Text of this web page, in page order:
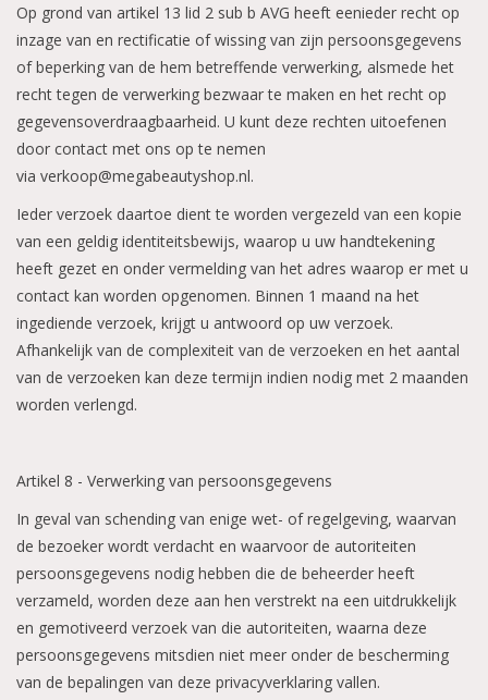
Op grond van artikel 13 lid 2 sub b AVG heeft eenieder recht op
inzage van en rectificatie of wissing van zijn persoonsgegevens
of beperking van de hem betreffende verwerking, alsmede het
recht tegen de verwerking bezwaar te maken en het recht op
gegevensoverdraagbaarheid. U kunt deze rechten uitoefenen
door contact met ons op te nemen
via verkoop@megabeautyshop.nl.
Ieder verzoek daartoe dient te worden vergezeld van een kopie
van een geldig identiteitsbewijs, waarop u uw handtekening
heeft gezet en onder vermelding van het adres waarop er met u
contact kan worden opgenomen. Binnen 1 maand na het
ingediende verzoek, krijgt u antwoord op uw verzoek.
Afhankelijk van de complexiteit van de verzoeken en het aantal
van de verzoeken kan deze termijn indien nodig met 2 maanden
worden verlengd.
Artikel 8 - Verwerking van persoonsgegevens
In geval van schending van enige wet- of regelgeving, waarvan
de bezoeker wordt verdacht en waarvoor de autoriteiten
persoonsgegevens nodig hebben die de beheerder heeft
verzameld, worden deze aan hen verstrekt na een uitdrukkelijk
en gemotiveerd verzoek van die autoriteiten, waarna deze
persoonsgegevens mitsdien niet meer onder de bescherming
van de bepalingen van deze privacyverklaring vallen.